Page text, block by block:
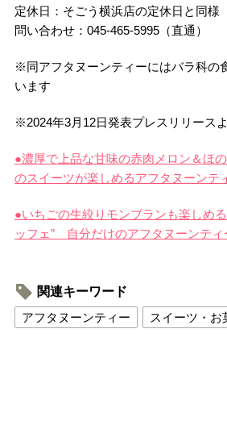
定休日：そごう横浜店の定休日と同様
問い合わせ：045-465-5995（直通）
※同アフタヌーンティーにはバラ科の
います
※2024年3月12日発表プレスリリース
●濃厚で上品な甘味の赤肉メロン＆ほ
のスイーツが楽しめるアフタヌーンテ
●いちごの生絞りモンブランも楽しめ
ッフェ” 自分だけのアフタヌーンティ
関連キーワード
アフタヌーンティー
スイーツ・お